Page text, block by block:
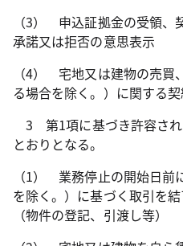
（3） 申込証拠金の受領、
承諾又は拒否の意思表示
（4） 宅地又は建物の売買
る場合を除く。）に関する
3 第1項に基づき許容され
とおりとなる。
（1） 業務停止の開始日前
を除く。）に基づく取引を
（物件の登記、引渡し等）